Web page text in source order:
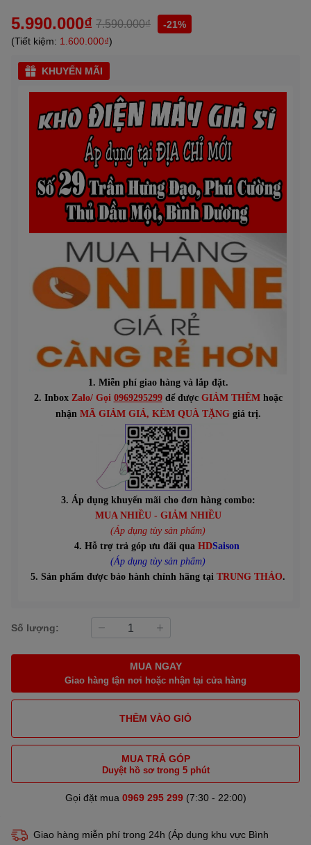
5.990.000₫ 7.590.000₫
-21%
(Tiết kiệm: 1.600.000₫)
KHUYẾN MÃI
1. Miễn phí giao hàng và lắp đặt.
2. Inbox Zalo/ Gọi 0969295299để được GIẢM THÊMhoặc
nhận MÃ GIẢM GIÁ, KÈM QUÀ TẶNGgiá trị.
3. Áp dụng khuyến mãi cho đơn hàng combo:
MUA NHIỀU - GIẢM NHIỀU
(Áp dụng tùy sản phẩm)
4. Hỗ trợ trả góp ưu đãi qua HDSaison
(Áp dụng tùy sản phẩm)
5. Sản phẩm được bảo hành chính hãng tại TRUNG THẢO.
Số lượng:
MUA NGAY
Giao hàng tận nơi hoặc nhận tại cửa hàng
THÊM VÀO GIỎ
MUA TRẢ GÓP
Duyệt hồ sơ trong 5 phút
Gọi đặt mua 0969 295 299(7:30 - 22:00)
Giao hàng miễn phí trong 24h (Áp dụng khu vực Bình